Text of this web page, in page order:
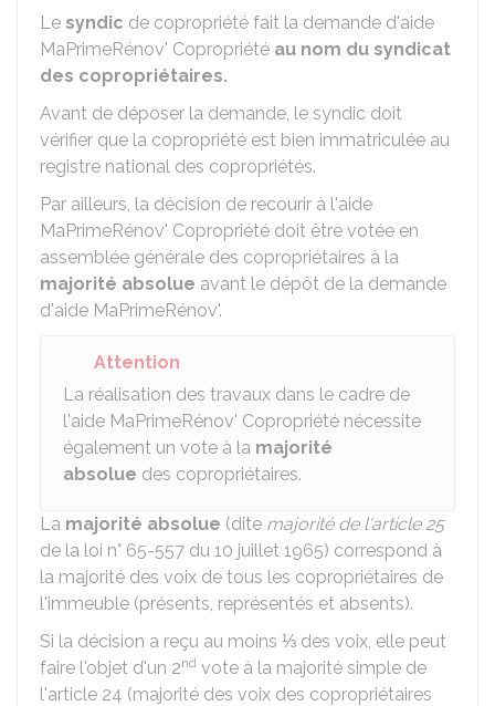
Le syndic de copropriété fait la demande d'aide
MaPrimeRénov' Copropriété au nom du syndicat
des copropriétaires.
Avant de déposer la demande, le syndic doit
vérifier que la copropriété est bien immatriculée au
registre national des copropriétés.
Par ailleurs, la décision de recourir à l'aide
MaPrimeRénov' Copropriété doit être votée en
assemblée générale des copropriétaires à la
majorité absolue avant le dépôt de la demande
d'aide MaPrimeRénov'.
Attention
La réalisation des travaux dans le cadre de
l'aide MaPrimeRénov' Copropriété nécessite
également un vote à la majorité
absolue des copropriétaires.
La majorité absolue (dite majorité de l'article 25
de la loi n° 65-557 du 10 juillet 1965) correspond à
la majorité des voix de tous les copropriétaires de
l'immeuble (présents, représentés et absents).
Si la décision a reçu au moins ⅓ des voix, elle peut
faire l'objet d'un 2nd vote à la majorité simple de
l'article 24 (majorité des voix des copropriétaires